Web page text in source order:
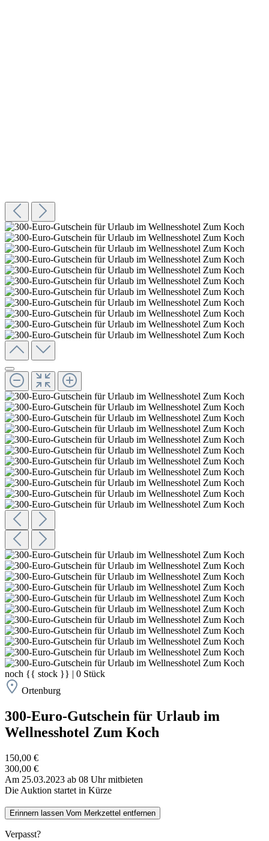
noch {{ stock }} | 0 Stück
Ortenburg
300-Euro-Gutschein für Urlaub im
Wellnesshotel Zum Koch
150,00 €
300,00 €
Am 25.03.2023 ab 08 Uhr mitbieten
Die Auktion startet in Kürze
Erinnern lassen Vom Merkzettel entfernen
Verpasst?